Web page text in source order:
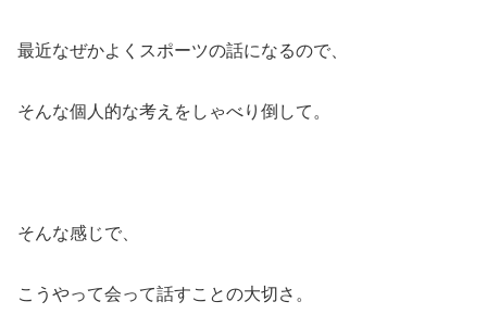
最近なぜかよくスポーツの話になるので、
そんな個人的な考えをしゃべり倒して。
そんな感じで、
こうやって会って話すことの大切さ。